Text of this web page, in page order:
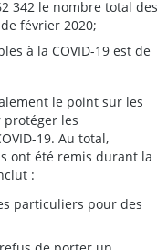
342 le nombre total des
février 2020;
à la COVID-19 est de
le point sur les
protéger les
19. Au total,
ont été remis durant la
:
particuliers pour des